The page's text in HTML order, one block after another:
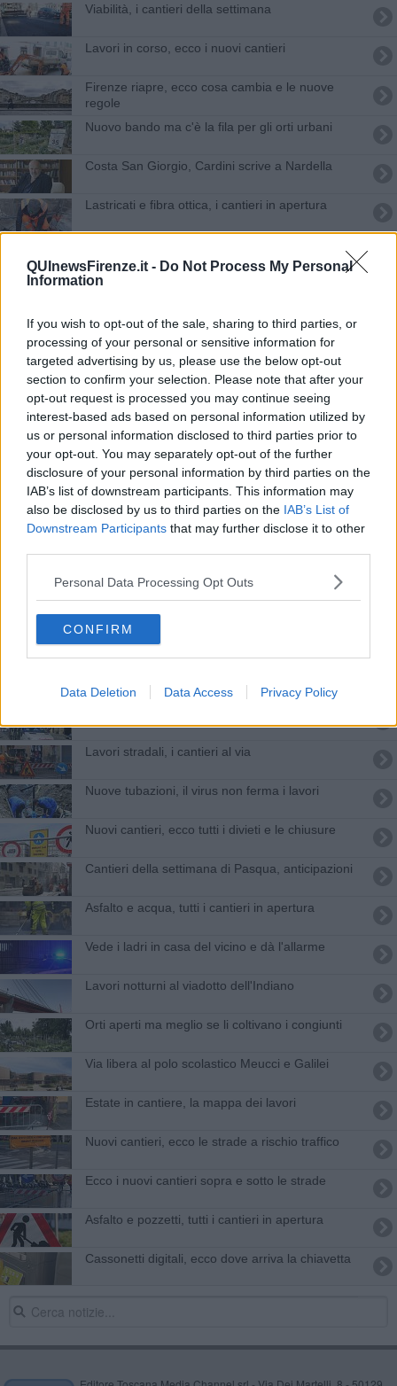
QUInewsFirenze.it - Do Not Process My Personal
Information
If you wish to opt-out of the sale, sharing to third parties, or
processing of your personal or sensitive information for
targeted advertising by us, please use the below opt-out
section to confirm your selection. Please note that after your
opt-out request is processed you may continue seeing
interest-based ads based on personal information utilized by
us or personal information disclosed to third parties prior to
your opt-out. You may separately opt-out of the further
disclosure of your personal information by third parties on the
IAB’s list of downstream participants. This information may
also be disclosed by us to third parties on the IAB’s List of
Downstream Participants that may further disclose it to other
Personal Data Processing Opt Outs
CONFIRM
Data Deletion Data Access Privacy Policy
Viabilità, i cantieri della settimana
Lavori in corso, ecco i nuovi cantieri
Firenze riapre, ecco cosa cambia e le nuove
regole
Nuovo bando ma c'è la fila per gli orti urbani
Costa San Giorgio, Cardini scrive a Nardella
Lastricati e fibra ottica, i cantieri in apertura
Nuovi lavori e asfaltature in città
​Asfalto nuovo e guerra aperta alle processionarie
Tutti i cantieri al via e i cambi di viabilità
La nuova rotatoria cambia l'accesso a Torregalli
Cantieri, settimana di passione per le auto
Sosta e traffico fanno spazio alla Half Marathon
Viale chiuso per asfaltare in notturna
Asfalto e altri cantieri, carovana di interventi
Cantieri della settimana, dai Viadotti al tram
Lavori stradali, i cantieri al via
Nuove tubazioni, il virus non ferma i lavori
Nuovi cantieri, ecco tutti i divieti e le chiusure
Cantieri della settimana di Pasqua, anticipazioni
Asfalto e acqua, tutti i cantieri in apertura
Vede i ladri in casa del vicino e dà l'allarme
​Lavori notturni al viadotto dell'Indiano
Orti aperti ma meglio se li coltivano i congiunti
Via libera al polo scolastico Meucci e Galilei
Estate in cantiere, la mappa dei lavori
Nuovi cantieri, ecco le strade a rischio traffico
Ecco i nuovi cantieri sopra e sotto le strade
Asfalto e pozzetti, tutti i cantieri in apertura
Cassonetti digitali, ecco dove arriva la chiavetta